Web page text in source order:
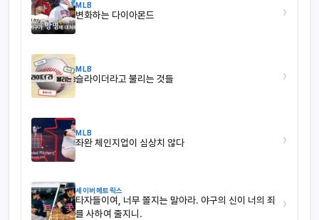
MLB
변화하는 다이아몬드 ›
MLB
슬라이더라고 불리는 것들 ›
MLB
좌완 체인지업이 심상치 않다 ›
세이버메트릭스
타자들이여, 너무 쫄지는 말아라. 야구의 신이 너의 죄
를 사하여 줄지니.
›